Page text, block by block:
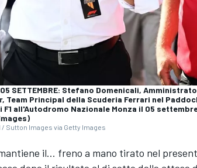
05 SETTEMBRE: Stefano Domenicali,
Team Principal della Scuderia Ferrari nel
all'Autodromo Nazionale Monza il 05
/ Sutton Images via Getty Images
il... freno a mano tirato nel